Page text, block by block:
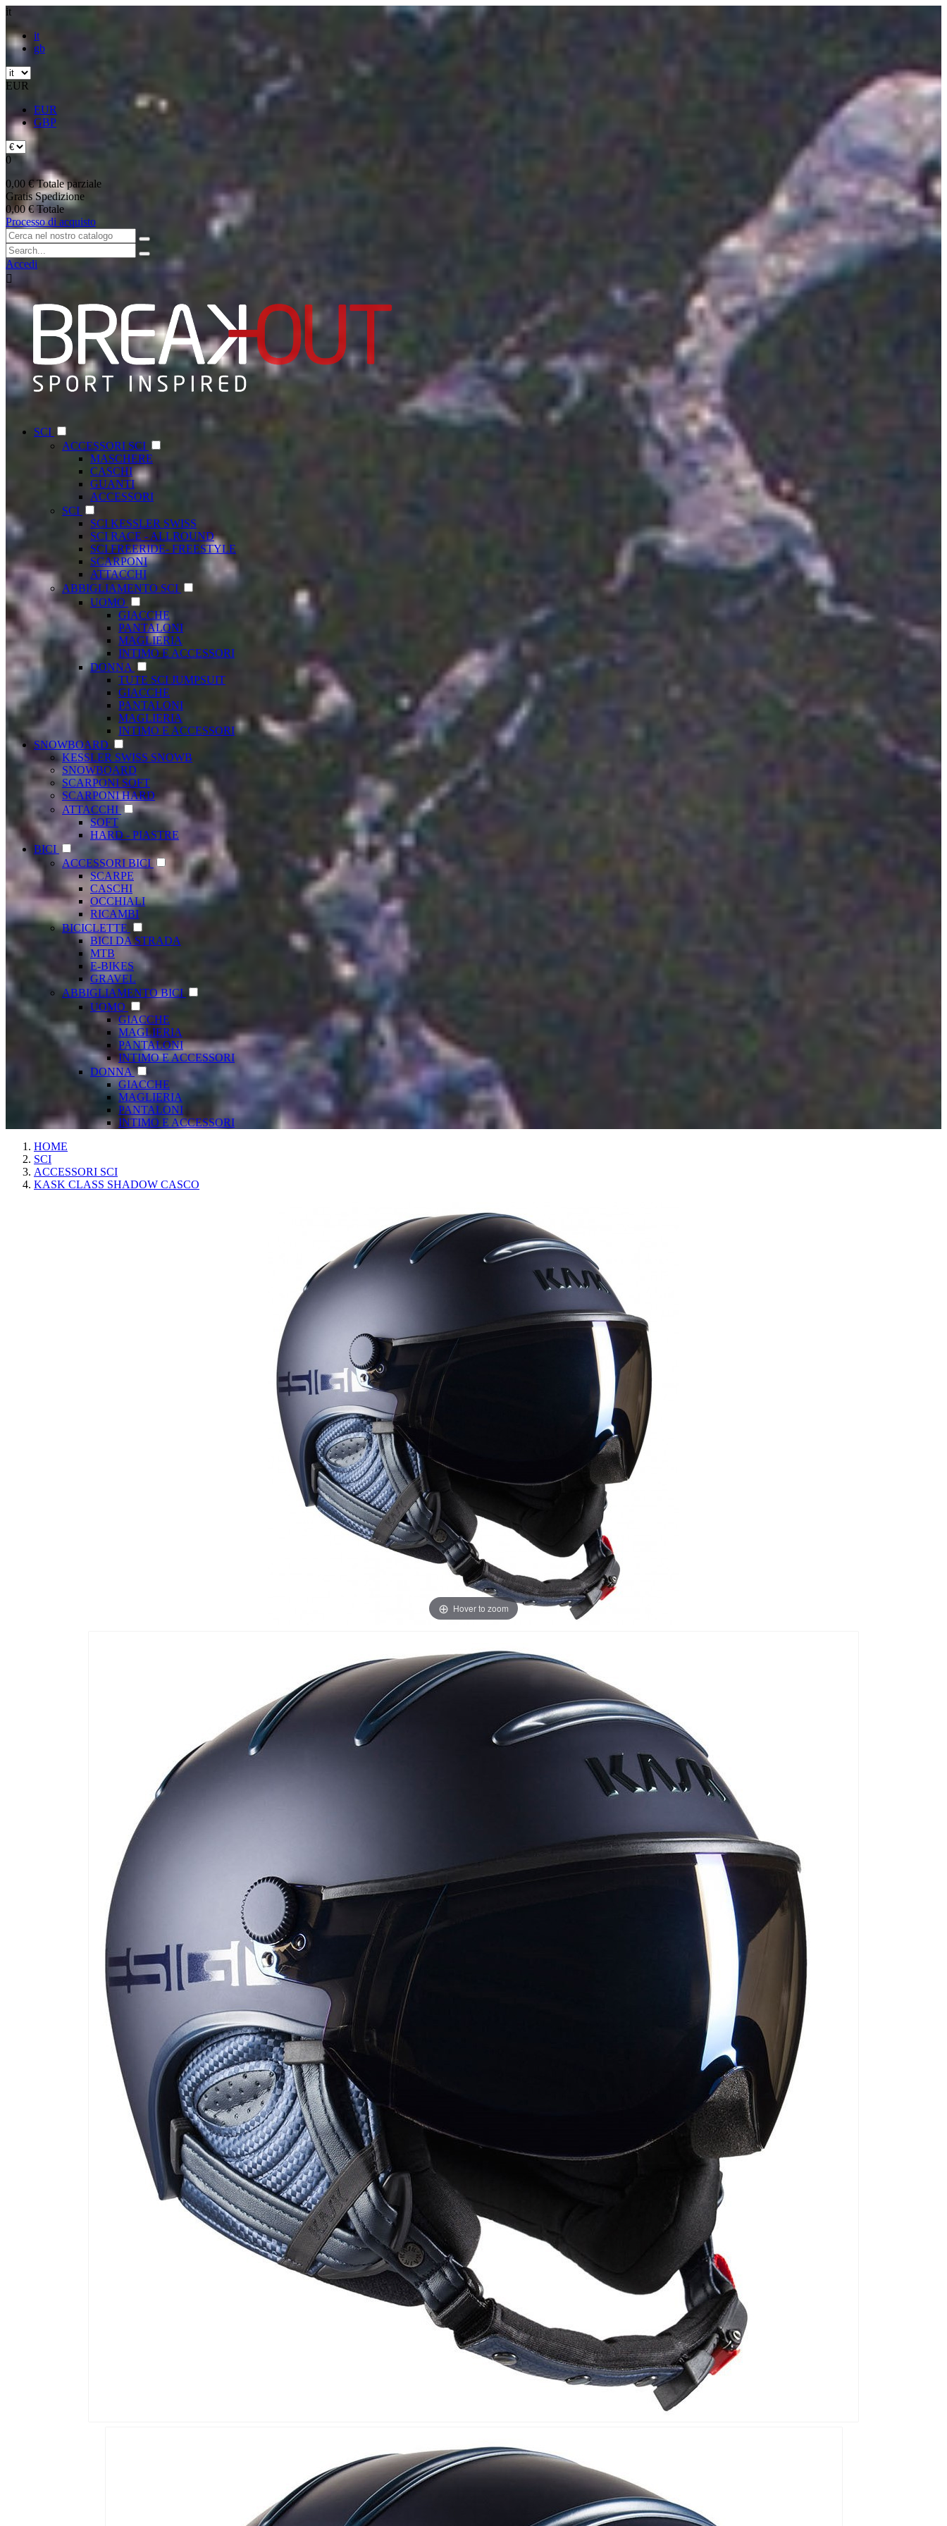
it
it
gb
EUR
EUR
GBP
0
0,00 € Totale parziale
Gratis Spedizione
0,00 € Totale
Processo di acquisto
Accedi

SCI
ACCESSORI SCI
MASCHERE
CASCHI
GUANTI
ACCESSORI
SCI
SCI KESSLER SWISS
SCI RACE - ALLROUND
SCI FREERIDE- FREESTYLE
SCARPONI
ATTACCHI
ABBIGLIAMENTO SCI
UOMO
GIACCHE
PANTALONI
MAGLIERIA
INTIMO E ACCESSORI
DONNA
TUTE SCI JUMPSUIT
GIACCHE
PANTALONI
MAGLIERIA
INTIMO E ACCESSORI
SNOWBOARD
KESSLER SWISS SNOWB
SNOWBOARD
SCARPONI SOFT
SCARPONI HARD
ATTACCHI
SOFT
HARD - PIASTRE
BICI
ACCESSORI BICI
SCARPE
CASCHI
OCCHIALI
RICAMBI
BICICLETTE
BICI DA STRADA
MTB
E-BIKES
GRAVEL
ABBIGLIAMENTO BICI
UOMO
GIACCHE
MAGLIERIA
PANTALONI
INTIMO E ACCESSORI
DONNA
GIACCHE
MAGLIERIA
PANTALONI
INTIMO E ACCESSORI
HOME
SCI
ACCESSORI SCI
KASK CLASS SHADOW CASCO
Hover to zoom